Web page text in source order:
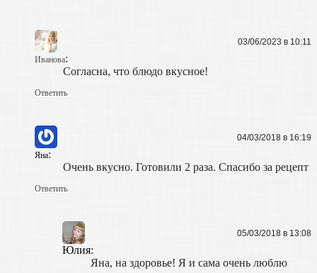
Иванова:
03/06/2023 в 10:11
Согласна, что блюдо вкусное!
Ответить
Яна:
04/03/2018 в 16:19
Очень вкусно. Готовили 2 раза. Спасибо за рецепт
Ответить
Юлия:
05/03/2018 в 13:08
Яна, на здоровье! Я и сама очень люблю